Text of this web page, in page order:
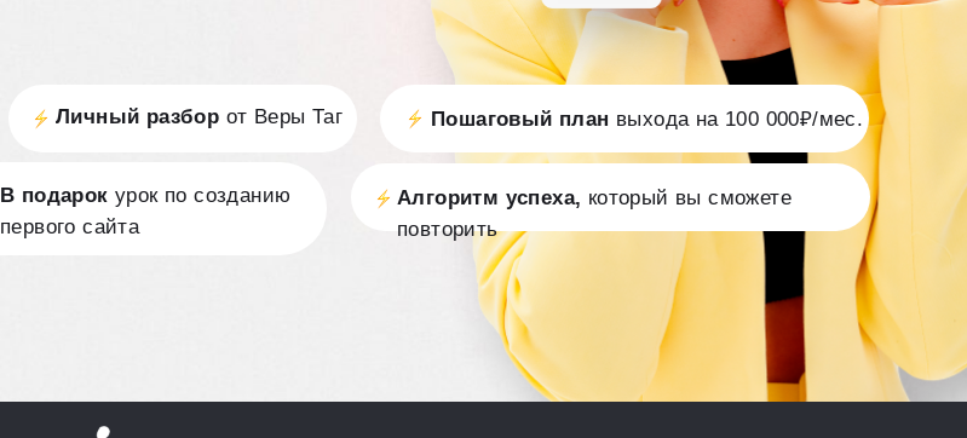
В подарок урок по созданию
первого сайта
Алгоритм успеха, который вы сможете
повторить
Личный разбор от Веры Таг Пошаговый план выхода на 100 000₽/мес.